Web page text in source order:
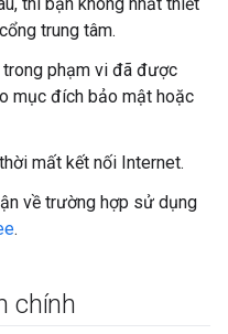
trung tâm.
phạm vi đã được
mục đích bảo mật hoặc
mất kết nối Internet.
về trường hợp sử dụng
.
chính